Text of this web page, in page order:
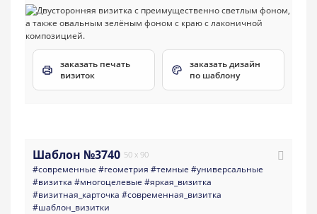
заказать печать
визиток
заказать дизайн
по шаблону
Шаблон №3740 50 x 90
#современные #геометрия #темные #универсальные
#визитка #многоцелевые #яркая_визитка
#визитная_карточка #современная_визитка
#шаблон_визитки